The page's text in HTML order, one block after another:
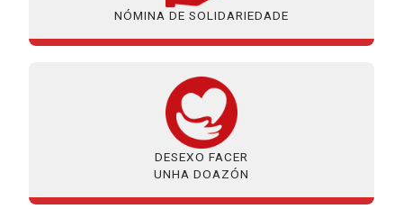
NÓMINA DE SOLIDARIEDADE
DESEXO FACER
UNHA DOAZÓN